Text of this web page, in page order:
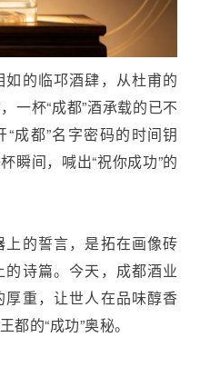
的临邛酒肆，从杜甫的
一杯“成都”酒承载的已不
成都”名字密码的时间钥
瞬间，喊出“祝你成功”的
的誓言，是拓在画像砖
诗篇。今天，成都酒业
重，让世人在品味醇香
的“成功”奥秘。